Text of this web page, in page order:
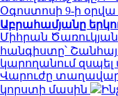
Օգոստոսի 9-ի օրվա
Աբրահամյանը
Միհրան
հանգիստը՝
կարողանում զսպել
Վարուժը
կորստի մասին